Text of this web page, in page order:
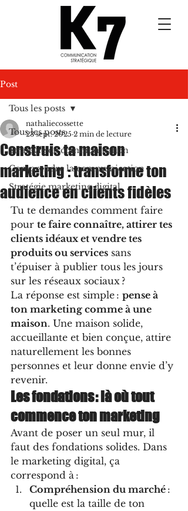
Post
Tous les posts
Stratégie de communication
Comprendre la communication
Stratégie marketing digital
Tous les posts
Construis ta maison
marketing : transforme ton
audience en clients fidèles
nathaliecossette
23 sept. 2025 2 min de lecture
Tu te demandes comment faire
pour te faire connaître, attirer tes
clients idéaux et vendre tes
produits ou services sans
t’épuiser à publier tous les jours
sur les réseaux sociaux ?
La réponse est simple : pense à
ton marketing comme à une
maison. Une maison solide,
accueillante et bien conçue, attire
naturellement les bonnes
personnes et leur donne envie d’y
revenir.
Les fondations : là où tout
commence ton marketing
Avant de poser un seul mur, il
faut des fondations solides. Dans
le marketing digital, ça
correspond à :
Compréhension du marché :
quelle est la taille de ton